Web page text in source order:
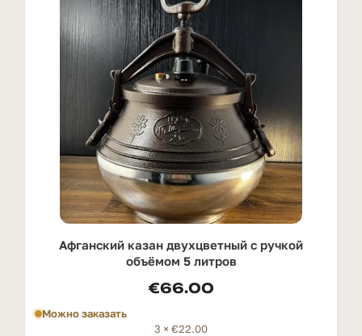
Афганский казан двухцветный с ручкой
oбъёмом 5 литров
€66.00
Можно заказать
3 × €22.00